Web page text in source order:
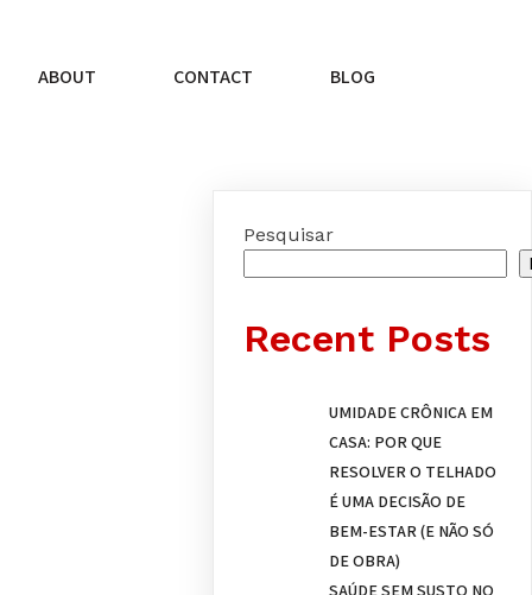
ABOUT CONTACT BLOG
Pesquisar
Recent Posts
UMIDADE CRÔNICA EM
CASA: POR QUE
RESOLVER O TELHADO
É UMA DECISÃO DE
BEM-ESTAR (E NÃO SÓ
DE OBRA)
SAÚDE SEM SUSTO NO